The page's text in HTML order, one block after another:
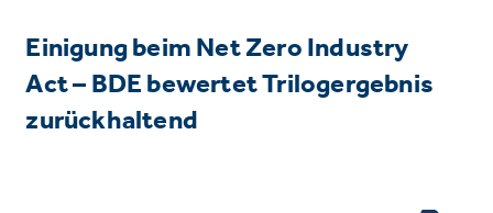
Einigung beim Net Zero Industry
Act – BDE bewertet Trilogergebnis
zurückhaltend